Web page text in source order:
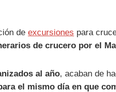
deexcursiones para
de crucero por el
al año, acaban de
el mismo día en que